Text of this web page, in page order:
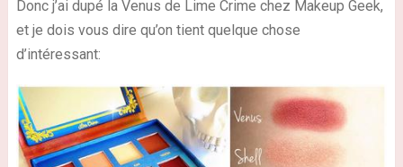
Donc j’ai dupé la Venus de Lime Crime chez Makeup Geek,
et je dois vous dire qu’on tient quelque chose
d’intéressant: